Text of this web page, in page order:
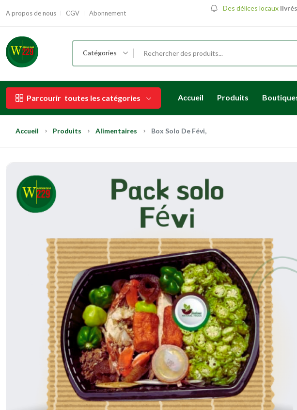
A propos de nous CGV Abonnement
Des délices locaux
Catégories
Parcourir toutes les catégories Accueil Produits
Accueil Produits Alimentaires Box Solo De Févi,